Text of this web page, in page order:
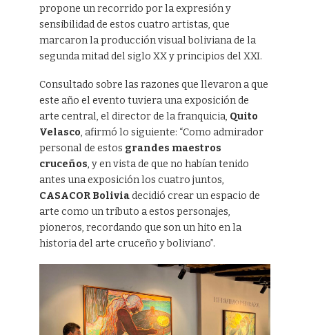
propone un recorrido por la expresión y
sensibilidad de estos cuatro artistas, que
marcaron la producción visual boliviana de la
segunda mitad del siglo XX y principios del XXI.
Consultado sobre las razones que llevaron a que
este año el evento tuviera una exposición de
arte central, el director de la franquicia, Quito
Velasco, afirmó lo siguiente: “Como admirador
personal de estos grandes maestros
cruceños, y en vista de que no habían tenido
antes una exposición los cuatro juntos,
CASACOR Boliviadecidió crear un espacio de
arte como un tributo a estos personajes,
pioneros, recordando que son un hito en la
historia del arte cruceño y boliviano”.